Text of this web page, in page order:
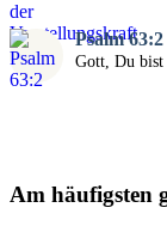
Psalm 63:2
Gott, Du
Am häufigsten